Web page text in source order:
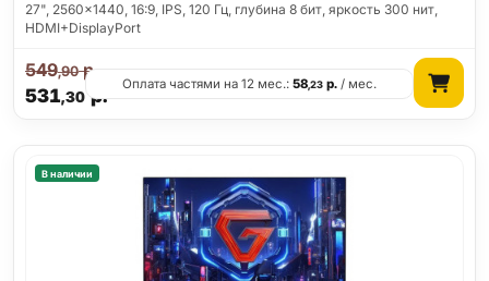
27", 2560x1440, 16:9, IPS, 120 Гц, глубина 8 бит, яркость 300 нит,
HDMI+DisplayPort
531,30р.
549,90р.
Оплата частями на 12 мес.:58,23 р. / мес.
В наличии